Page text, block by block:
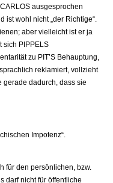
ausgesprochen
ist wohl nicht „der Richtige“.
aber vielleicht ist er ja
sich PIPPELS
zu PIT’S Be­hauptung,
reklamiert, vollzieht
gerade dadurch, dass sie
Impotenz“.
für den persönlichen, bzw.
darf nicht für öffentliche